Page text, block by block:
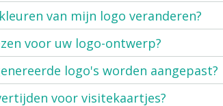
van mijn logo veranderen?
voor uw logo-ontwerp?
logo's worden aangepast?
voor visitekaartjes?